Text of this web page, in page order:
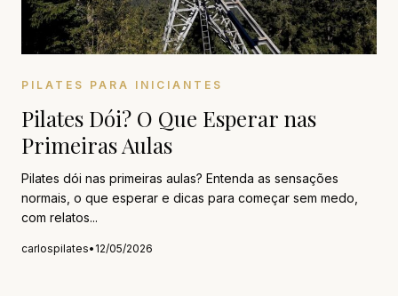
PILATES PARA INICIANTES
Pilates Dói? O Que Esperar nas
Primeiras Aulas
Pilates dói nas primeiras aulas? Entenda as sensações
normais, o que esperar e dicas para começar sem medo,
com relatos...
carlospilates• 12/05/2026